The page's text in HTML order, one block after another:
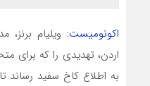
اکونومیست: ویلیام برنز،
اردن، تهدیدی را که برای
به اطلاع کاخ سفید رساند